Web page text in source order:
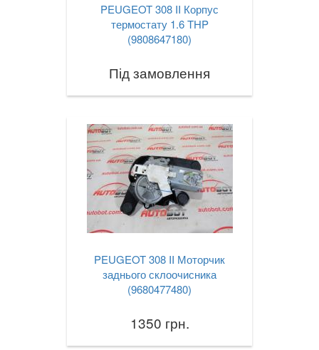
PEUGEOT 308 II Корпус
термостату 1.6 THP
(9808647180)
Під замовлення
PEUGEOT 308 II Моторчик
заднього склоочисника
(9680477480)
1350 грн.